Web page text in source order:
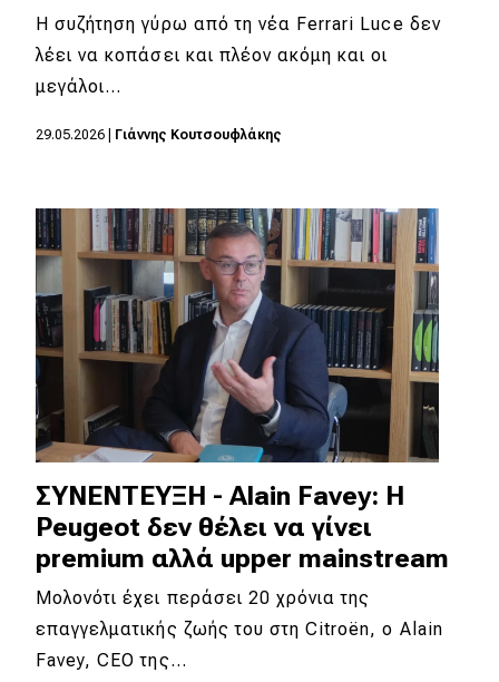
Motorsport
Eco
Νέα
Mobility
Σταθμοί φόρτισης
Classic
Νέα
Παρουσιάσεις
DRIVE Away
MOTO
Μεταχειρισμένο
Η συζήτηση γύρω από τη νέα Ferrari Luce δεν
λέει να κοπάσει και πλέον ακόμη και οι
μεγάλοι…
29.05.2026 Γιάννης Κουτσουφλάκης
ΣΥΝΕΝΤΕΥΞΗ - Alain Favey: Η
Peugeot δεν θέλει να γίνει
premium αλλά upper mainstream
Μολονότι έχει περάσει 20 χρόνια της
επαγγελματικής ζωής του στη Citroën, ο Αlain
Favey, CEO της…